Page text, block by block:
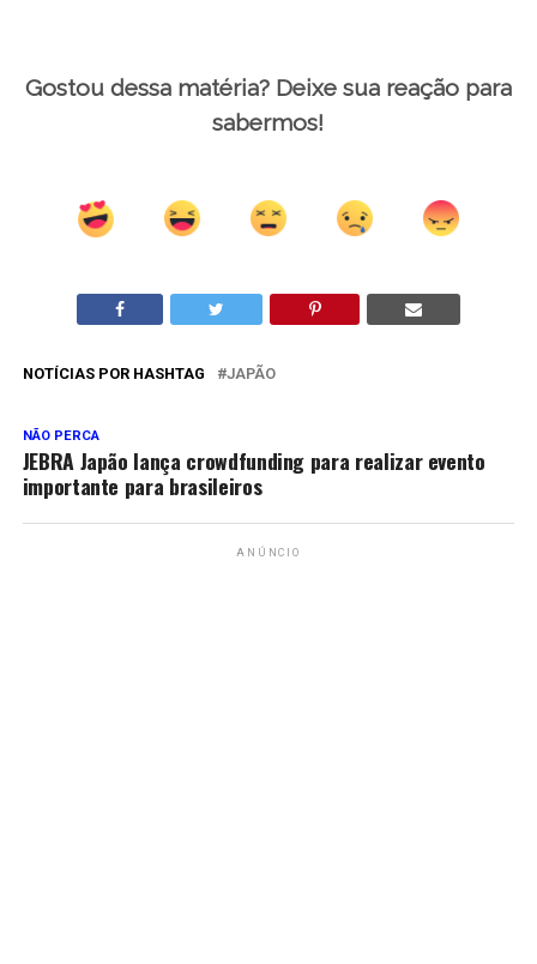
Gostou dessa matéria? Deixe sua reação para
sabermos!
NOTÍCIAS POR HASHTAG JAPÃO
NÃO PERCA
JEBRA Japão lança crowdfunding para realizar evento
importante para brasileiros
ANÚNCIO